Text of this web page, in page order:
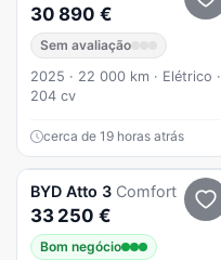
30 890 €
Sem avaliação
2025 · 22 000 km · Elétrico ·
204 cv
cerca de 19 horas atrás
BYD Atto 3 Comfort
33 250 €
Bom negócio